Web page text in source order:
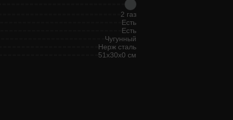
2 газ
Есть
Есть
Чугунный
Нерж сталь
51x30x0 см